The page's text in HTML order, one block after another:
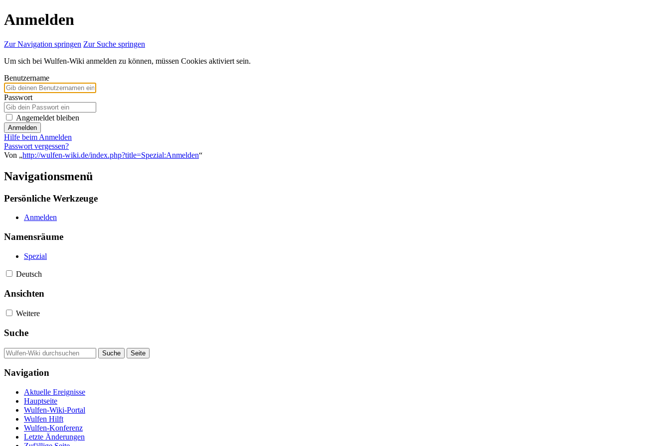
Anmelden
Zur Navigation springen Zur Suche springen
Um sich bei Wulfen-Wiki anmelden zu können, müssen Cookies aktiviert sein.
Benutzername
Passwort
Angemeldet bleiben
Anmelden
Hilfe beim Anmelden
Passwort vergessen?
Von „http://wulfen-wiki.de/index.php?title=Spezial:Anmelden“
Navigationsmenü
Persönliche Werkzeuge
Anmelden
Namensräume
Spezial
Deutsch
Ansichten
Weitere
Suche
Navigation
Aktuelle Ereignisse
Hauptseite
Wulfen-Wiki-Portal
Wulfen Hilft
Wulfen-Konferenz
Letzte Änderungen